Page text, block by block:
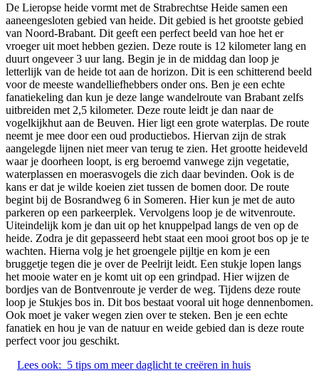
De Lieropse heide vormt met de Strabrechtse Heide samen een
aaneengesloten gebied van heide. Dit gebied is het grootste gebied
van Noord-Brabant. Dit geeft een perfect beeld van hoe het er
vroeger uit moet hebben gezien. Deze route is 12 kilometer lang en
duurt ongeveer 3 uur lang. Begin je in de middag dan loop je
letterlijk van de heide tot aan de horizon. Dit is een schitterend beeld
voor de meeste wandelliefhebbers onder ons. Ben je een echte
fanatiekeling dan kun je deze lange wandelroute van Brabant zelfs
uitbreiden met 2,5 kilometer. Deze route leidt je dan naar de
vogelkijkhut aan de Beuven. Hier ligt een grote waterplas. De route
neemt je mee door een oud productiebos. Hiervan zijn de strak
aangelegde lijnen niet meer van terug te zien. Het grootte heideveld
waar je doorheen loopt, is erg beroemd vanwege zijn vegetatie,
waterplassen en moerasvogels die zich daar bevinden. Ook is de
kans er dat je wilde koeien ziet tussen de bomen door. De route
begint bij de Bosrandweg 6 in Someren. Hier kun je met de auto
parkeren op een parkeerplek. Vervolgens loop je de witvenroute.
Uiteindelijk kom je dan uit op het knuppelpad langs de ven op de
heide. Zodra je dit gepasseerd hebt staat een mooi groot bos op je te
wachten. Hierna volg je het groengele pijltje en kom je een
bruggetje tegen die je over de Peelrijt leidt. Een stukje lopen langs
het mooie water en je komt uit op een grindpad. Hier wijzen de
bordjes van de Bontvenroute je verder de weg. Tijdens deze route
loop je Stukjes bos in. Dit bos bestaat vooral uit hoge dennenbomen.
Ook moet je vaker wegen zien over te steken. Ben je een echte
fanatiek en hou je van de natuur en weide gebied dan is deze route
perfect voor jou geschikt.
Lees ook: 5 tips om meer daglicht te creëren in huis